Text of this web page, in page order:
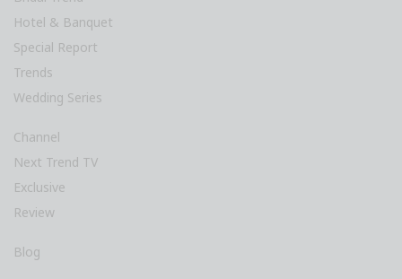
Special Report
Trends
Wedding Series
Channel
Next Trend TV
Exclusive
Review
Blog
Event